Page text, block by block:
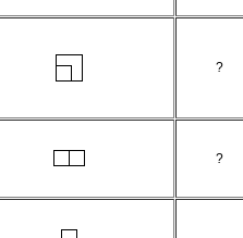
?
?